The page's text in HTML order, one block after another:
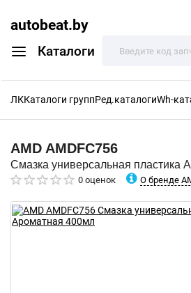
autobeat.by
Каталоги
ЛККаталоги группРед.каталогиWh-
AMD AMDFC756
Смазка универсальная пластика
0 оценок О бренде